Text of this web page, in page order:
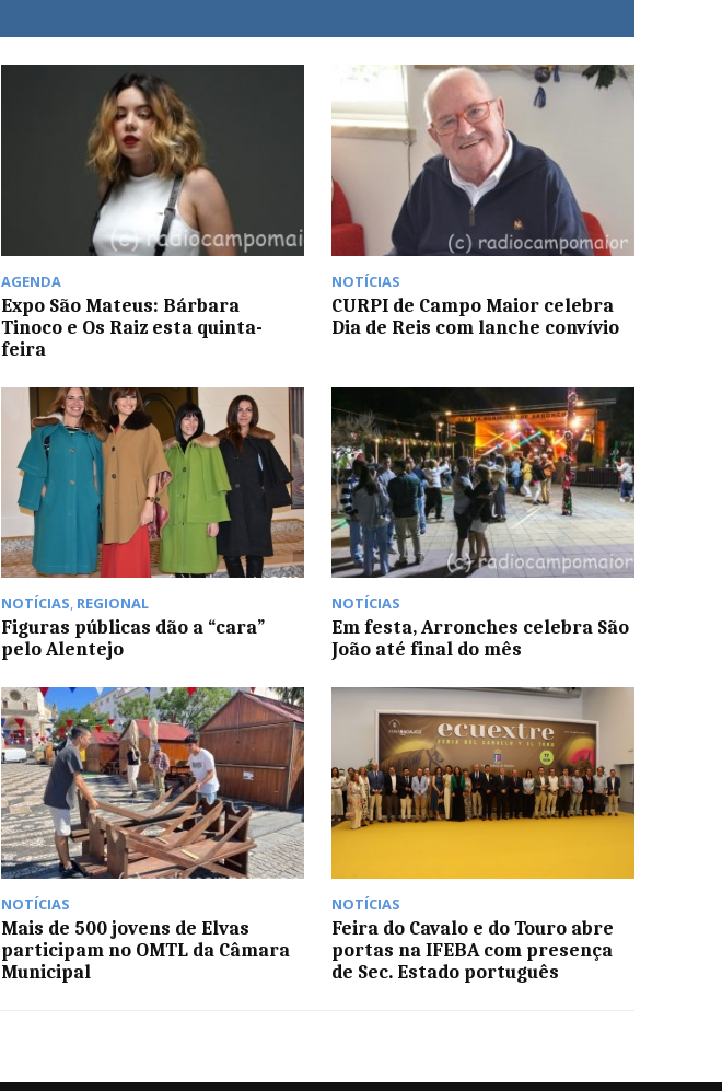
AGENDA
Expo São Mateus: Bárbara
Tinoco e Os Raiz esta quinta-
feira
NOTÍCIAS
CURPI de Campo Maior celebra
Dia de Reis com lanche convívio
NOTÍCIAS, REGIONAL
Figuras públicas dão a “cara”
pelo Alentejo
NOTÍCIAS
Em festa, Arronches celebra São
João até final do mês
NOTÍCIAS
Mais de 500 jovens de Elvas
participam no OMTL da Câmara
Municipal
NOTÍCIAS
Feira do Cavalo e do Touro abre
portas na IFEBA com presença
de Sec. Estado português